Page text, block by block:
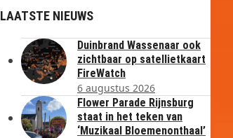
LAATSTE NIEUWS
Duinbrand Wassenaar ook
zichtbaar op satellietkaart
FireWatch
6 augustus 2026
Flower Parade Rijnsburg
staat in het teken van
‘Muzikaal Bloemenonthaal’